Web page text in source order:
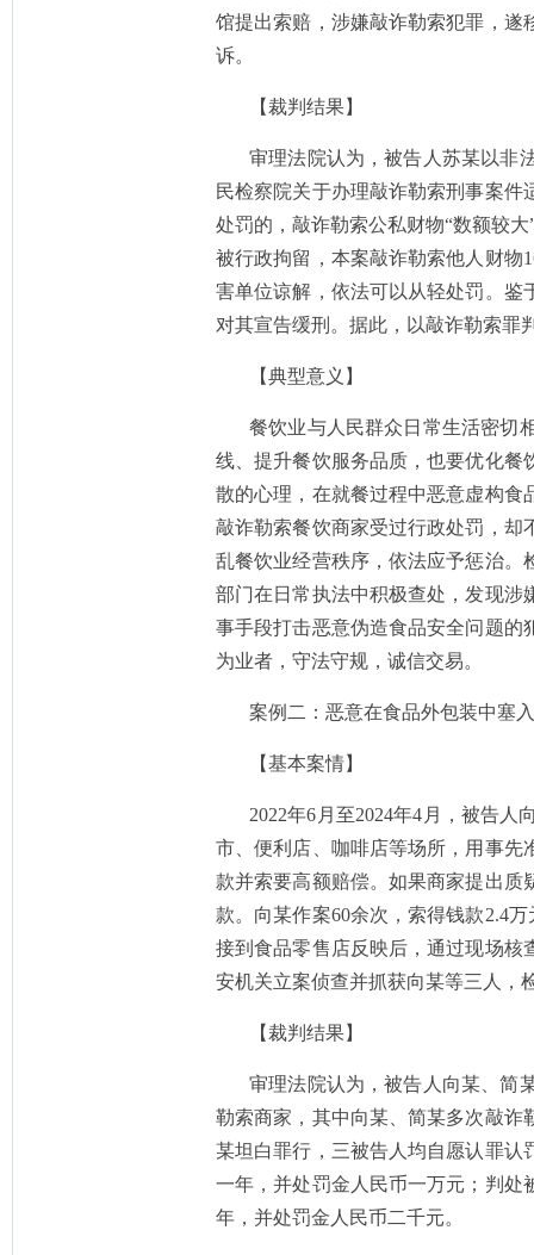
馆提出索赔，涉嫌敲诈勒索犯罪，遂
诉。
【裁判结果】
审理法院认为，被告人苏某以非
民检察院关于办理敲诈勒索刑事案
处罚的，敲诈勒索公私财物“数额较
被行政拘留，本案敲诈勒索他人财物
害单位谅解，依法可以从轻处罚。鉴
对其宣告缓刑。据此，以敲诈勒索罪
【典型意义】
餐饮业与人民群众日常生活密切
线、提升餐饮服务品质，也要优化餐
散的心理，在就餐过程中恶意虚构食
敲诈勒索餐饮商家受过行政处罚，却
乱餐饮业经营秩序，依法应予惩治。
部门在日常执法中积极查处，发现涉
事手段打击恶意伪造食品安全问题的
为业者，守法守规，诚信交易。
案例二：恶意在食品外包装中塞
【基本案情】
2022年6月至2024年4月，被告
市、便利店、咖啡店等场所，用事先
款并索要高额赔偿。如果商家提出质
款。向某作案60余次，索得钱款2.4
接到食品零售店反映后，通过现场核
安机关立案侦查并抓获向某等三人，
【裁判结果】
审理法院认为，被告人向某、简
勒索商家，其中向某、简某多次敲诈
某坦白罪行，三被告人均自愿认罪
一年，并处罚金人民币一万元；判处
年，并处罚金人民币二千元。